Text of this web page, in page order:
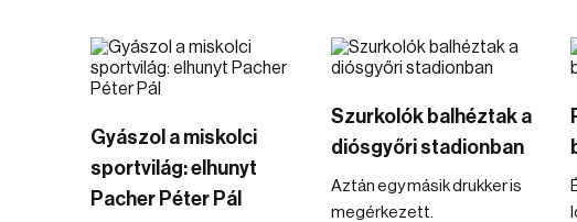
Gyászol a miskolci
sportvilág: elhunyt
Pacher Péter Pál
Szurkolók balhéztak a
diósgyőri stadionban
Aztán egy másik drukker is
megérkezett.